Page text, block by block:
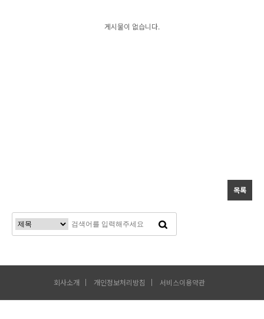
게시물이 없습니다.
목록
회사소개 개인정보처리방침 서비스이용약관